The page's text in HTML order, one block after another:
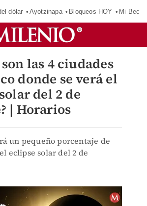
dólar Ayotzinapa Bloqueos HOY Mi Beca
son las 4 ciudades
donde se verá el
del 2 de
| Horarios
un pequeño porcentaje de
eclipse solar del 2 de